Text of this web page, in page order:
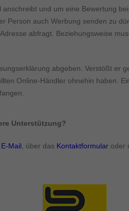
und um eine Bewertung
Person auch Werbung senden zu
abfragt. Beziehungsweise
abgeben. Verstößt er
Online-Händler ohnehin haben.
Unterstützung?
E-Mail, über das Kontaktformular oder
werden, bedarf der Zugriff auf diese Inhalte